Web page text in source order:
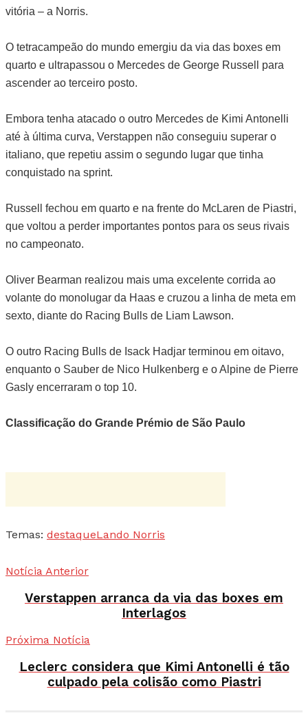
vitória – a Norris.
O tetracampeão do mundo emergiu da via das boxes em
quarto e ultrapassou o Mercedes de George Russell para
ascender ao terceiro posto.
Embora tenha atacado o outro Mercedes de Kimi Antonelli
até à última curva, Verstappen não conseguiu superar o
italiano, que repetiu assim o segundo lugar que tinha
conquistado na sprint.
Russell fechou em quarto e na frente do McLaren de Piastri,
que voltou a perder importantes pontos para os seus rivais
no campeonato.
Oliver Bearman realizou mais uma excelente corrida ao
volante do monolugar da Haas e cruzou a linha de meta em
sexto, diante do Racing Bulls de Liam Lawson.
O outro Racing Bulls de Isack Hadjar terminou em oitavo,
enquanto o Sauber de Nico Hulkenberg e o Alpine de Pierre
Gasly encerraram o top 10.
Classificação do Grande Prémio de São Paulo
Temas: destaqueLando Norris
Notícia Anterior
Verstappen arranca da via das boxes em
Interlagos
Próxima Notícia
Leclerc considera que Kimi Antonelli é tão
culpado pela colisão como Piastri